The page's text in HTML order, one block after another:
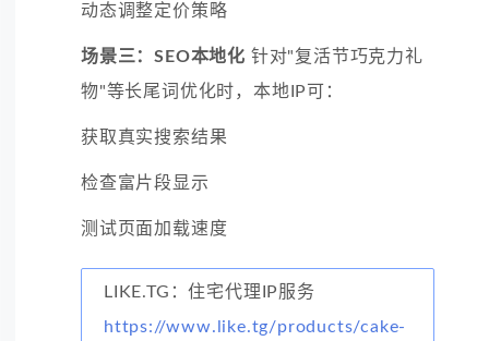
动态调整定价策略
场景三：SEO本地化 针对"复活节巧克力礼
物"等长尾词优化时，本地IP可：
获取真实搜索结果
检查富片段显示
测试页面加载速度
LIKE.TG：住宅代理IP服务
https://www.like.tg/products/cake-